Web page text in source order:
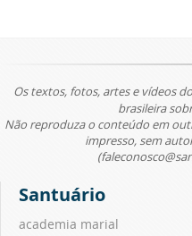
Os textos, fotos, artes e vídeos
brasileira
Não reproduza o conteúdo em
impresso, sem
Santuário
academia marial